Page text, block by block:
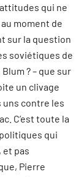
qui ne
moment de
sur la question
soviétiques de
? – que sur
un clivage
uns contre les
C’est toute la
qui
et pas
Pierre